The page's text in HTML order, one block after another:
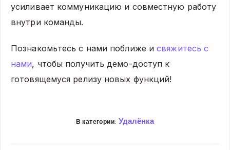
усиливает коммуникацию и совместную работу
внутри команды.
Познакомьтесь с нами поближе исвяжитесь с
нами, чтобы получить демо-доступ к
готовящемуся релизу новых функций!
В категории: Удалёнка